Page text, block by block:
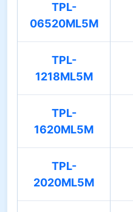
TPL-
06520ML5M
TPL-
1218ML5M
TPL-
1620ML5M
TPL-
2020ML5M